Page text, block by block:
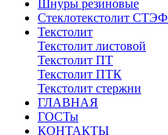
Шнуры резиновые
Стеклотекстолит СТЭФ
Текстолит
Текстолит листовой
Текстолит ПТ
Текстолит ПТК
Текстолит стержни
ГЛАВНАЯ
ГОСТы
КОНТАКТЫ